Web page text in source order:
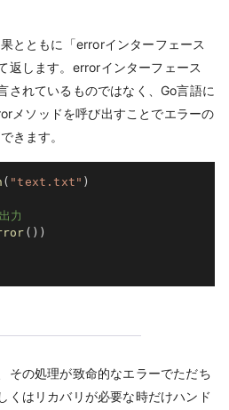
とともに「errorインターフェース
返します。errorインターフェース
されているものではなく、Go言語に
メソッドを呼び出すことでエラーの
きます。
( "text.txt" )
力
( ) )
の処理が致命的なエラーでただち
くはリカバリが必要な時だけハンド